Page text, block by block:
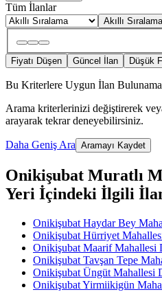
Tüm İlanlar
Akıllı Sıralama
Fiyatı Düşen Güncel İlan Düşük
Bu Kriterlere Uygun İlan
Arama kriterlerinizi değiştirerek
arayarak tekrar deneyebilirsiniz.
Daha Geniş Ara Aramayı Kaydet
Onikişubat Muratlı
Yeri İçindeki İlgili
Onikişubat Haydar Bey
Onikişubat Hürriyet
Onikişubat Maarif Mahallesi
Onikişubat Tavşan Tepe
Onikişubat Üngüt Mahallesi
Onikişubat Yirmiikigün